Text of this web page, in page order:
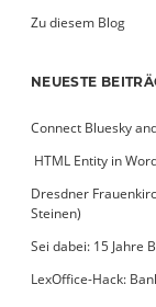
Zu diesem Blog
NEUESTE
Connect Bluesky
HTML Entity in
Dresdner
Steinen)
Sei dabei: 15 Jahre
LexOffice-Hack: